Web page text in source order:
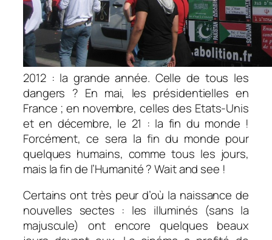
2012 : la grande année. Celle de tous les
dangers ? En mai, les présidentielles en
France ; en novembre, celles des Etats-Unis
et en décembre, le 21 : la fin du monde !
Forcément, ce sera la fin du monde pour
quelques humains, comme tous les jours,
mais la fin de l’Humanité ? Wait and see !
Certains ont très peur d’où la naissance de
nouvelles sectes : les illuminés (sans la
majuscule) ont encore quelques beaux